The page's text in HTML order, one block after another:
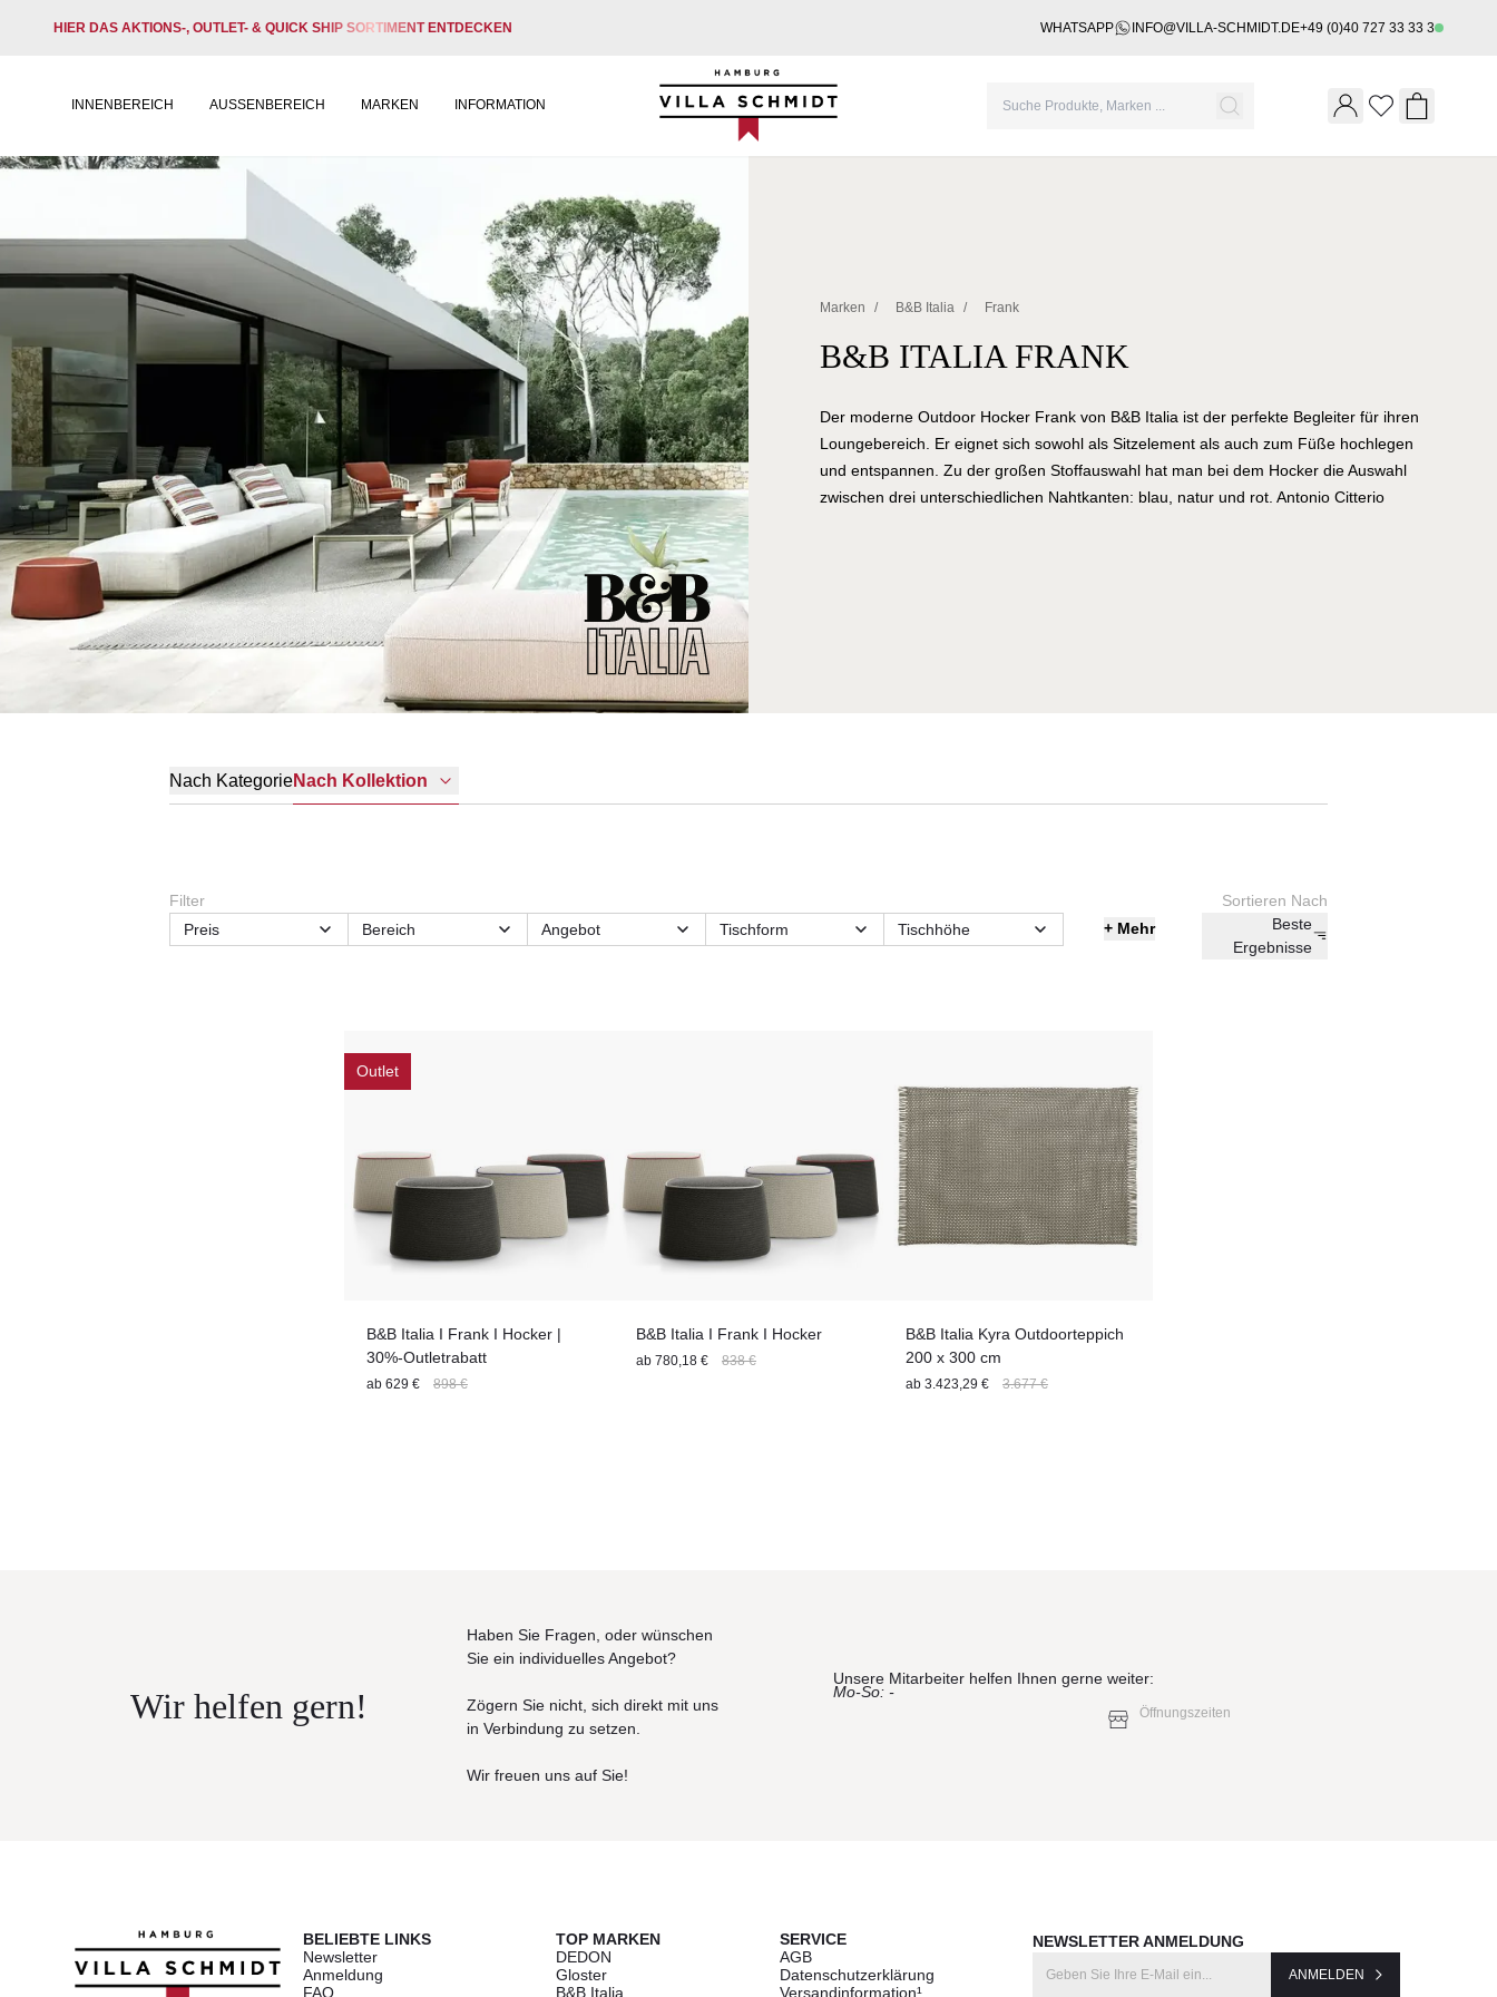
HIER DAS AKTIONS-, OUTLET- & QUICK SHIP SORTIMENT ENTDECKEN WHATSAPP INFO@VILLA-SCHMIDT.DE+49 (0)40 727 33 33 3
INNENBEREICH AUSSENBEREICH MARKEN INFORMATION
Villa Schmidt
Wishlist
Marken / B&B Italia / Frank
B&B ITALIA FRANK
Der moderne Outdoor Hocker Frank von B&B Italia ist der perfekte Begleiter für ihren
Loungebereich. Er eignet sich sowohl als Sitzelement als auch zum Füße hochlegen
und entspannen. Zu der großen Stoffauswahl hat man bei dem Hocker die Auswahl
zwischen drei unterschiedlichen Nahtkanten: blau, natur und rot. Antonio Citterio
Nach KategorieNach Kollektion
Filter
Preis
Bereich Angebot Tischform
Tischhöhe
+ Mehr
Sortieren Nach
Beste
Ergebnisse
Outlet
B&B Italia I Frank I Hocker |
30%-Outletrabatt
ab 629 € 898 €
B&B Italia I Frank I Hocker
ab 780,18 € 838 €
B&B Italia Kyra Outdoorteppich
200 x 300 cm
ab 3.423,29 € 3.677 €
Wir helfen gern!
Haben Sie Fragen, oder wünschen
Sie ein individuelles Angebot?
Zögern Sie nicht, sich direkt mit uns
in Verbindung zu setzen.
Wir freuen uns auf Sie!
Unsere Mitarbeiter helfen Ihnen gerne weiter:
Mo-So: -
Öffnungszeiten
BELIEBTE LINKS
Newsletter
Anmeldung
FAQ
TOP MARKEN
DEDON
Gloster
B&B Italia
SERVICE
AGB
Datenschutzerklärung
Versandinformation¹
NEWSLETTER ANMELDUNG
ANMELDEN